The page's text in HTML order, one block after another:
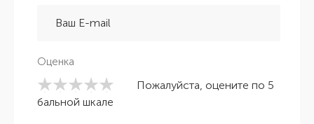
Оценка
Пожалуйста, оцените по 5
бальной шкале